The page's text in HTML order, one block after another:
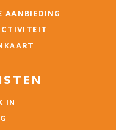
GEWEEST?
AANBIEDING
IN